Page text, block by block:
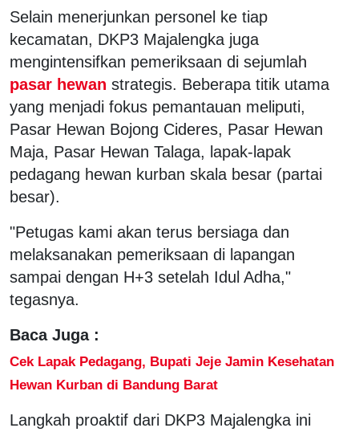
Selain menerjunkan personel ke tiap
kecamatan, DKP3 Majalengka juga
mengintensifkan pemeriksaan di sejumlah
pasar hewan strategis. Beberapa titik utama
yang menjadi fokus pemantauan meliputi,
Pasar Hewan Bojong Cideres, Pasar Hewan
Maja, Pasar Hewan Talaga, lapak-lapak
pedagang hewan kurban skala besar (partai
besar).
"Petugas kami akan terus bersiaga dan
melaksanakan pemeriksaan di lapangan
sampai dengan H+3 setelah Idul Adha,"
tegasnya.
Baca Juga :
Cek Lapak Pedagang, Bupati Jeje Jamin Kesehatan
Hewan Kurban di Bandung Barat
Langkah proaktif dari DKP3 Majalengka ini